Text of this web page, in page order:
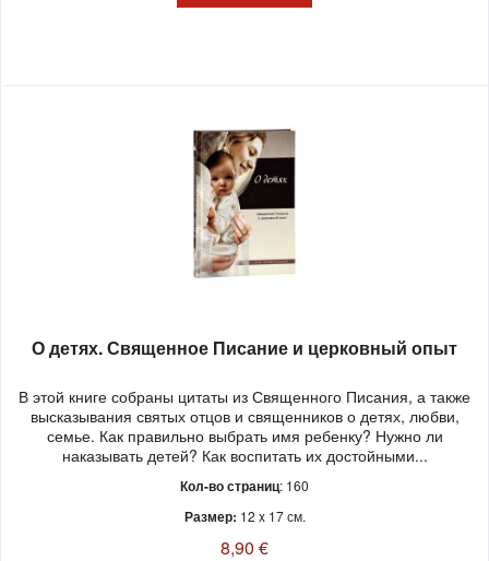
О детях. Священное Писание и церковный опыт
В этой книге собраны цитаты из Священного Писания, а также
высказывания святых отцов и священников о детях, любви,
семье. Как правильно выбрать имя ребенку? Нужно ли
наказывать детей? Как воспитать их достойными...
Кол-во страниц: 160
Размер: 12 x 17 см.
8,90 €